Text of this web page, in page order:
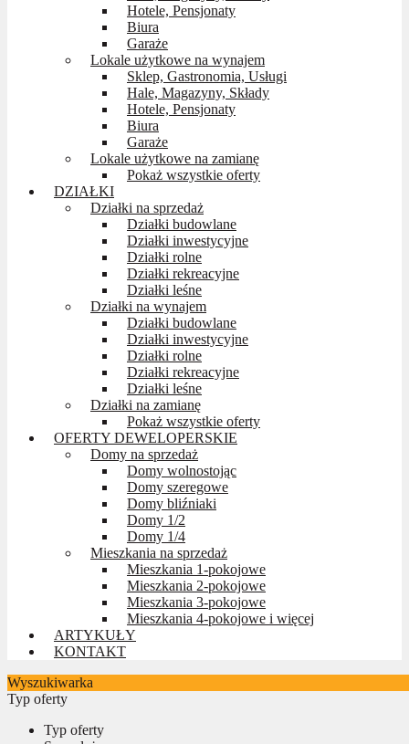
Hotele, Pensjonaty
Biura
Garaże
Lokale użytkowe na wynajem
Sklep, Gastronomia, Usługi
Hale, Magazyny, Składy
Hotele, Pensjonaty
Biura
Garaże
Lokale użytkowe na zamianę
Pokaż wszystkie oferty
DZIAŁKI
Działki na sprzedaż
Działki budowlane
Działki inwestycyjne
Działki rolne
Działki rekreacyjne
Działki leśne
Działki na wynajem
Działki budowlane
Działki inwestycyjne
Działki rolne
Działki rekreacyjne
Działki leśne
Działki na zamianę
Pokaż wszystkie oferty
OFERTY DEWELOPERSKIE
Domy na sprzedaż
Domy wolnostojąc
Domy szeregowe
Domy bliźniaki
Domy 1/2
Domy 1/4
Mieszkania na sprzedaż
Mieszkania 1-pokojowe
Mieszkania 2-pokojowe
Mieszkania 3-pokojowe
Mieszkania 4-pokojowe i więcej
ARTYKUŁY
KONTAKT
Wyszukiwarka
Typ oferty
Typ oferty